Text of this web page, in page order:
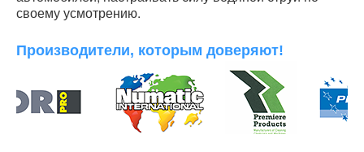
своему усмотрению.
Производители, которым доверяют!